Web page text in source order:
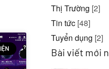
Thị Trường [2]
Tin tức [48]
Tuyển dụng [2]
Bài viết mới